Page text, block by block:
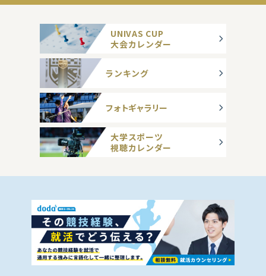
UNIVAS CUP
大会カレンダー
ランキング
フォトギャラリー
大学スポーツ
視聴カレンダー